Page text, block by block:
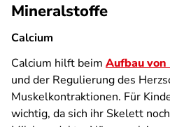
Mineralstoffe
Calcium
Calcium hilft beim Aufbau von
und der Regulierung des
Muskelkontraktionen. Für
wichtig, da sich ihr Skelett